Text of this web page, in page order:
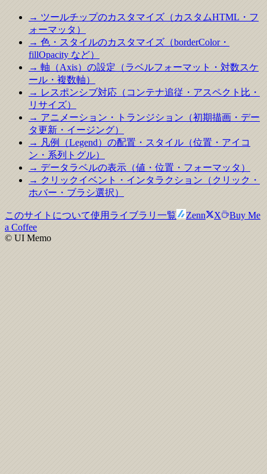
→ ツールチップのカスタマイズ（カスタムHTML・フ
ォーマッタ）
→ 色・スタイルのカスタマイズ（borderColor・
fillOpacity など）
→ 軸（Axis）の設定（ラベルフォーマット・対数スケ
ール・複数軸）
→ レスポンシブ対応（コンテナ追従・アスペクト比・
リサイズ）
→ アニメーション・トランジション（初期描画・デー
タ更新・イージング）
→ 凡例（Legend）の配置・スタイル（位置・アイコ
ン・系列トグル）
→ データラベルの表示（値・位置・フォーマッタ）
→ クリックイベント・インタラクション（クリック・
ホバー・ブラシ選択）
このサイトについて使用ライブラリ一覧 Zenn X
Buy Me
a Coffee
© UI Memo